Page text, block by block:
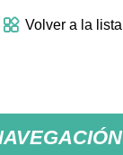
Volver a la lista